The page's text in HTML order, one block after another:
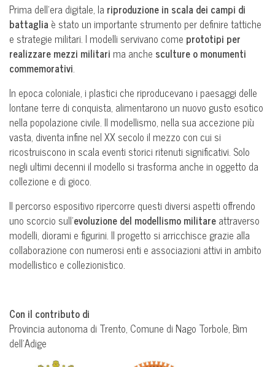
Prima dell’era digitale, la riproduzione in scala dei campi di
battaglia è stato un importante strumento per definire tattiche
e strategie militari. I modelli servivano come prototipi per
realizzare mezzi militari ma anche sculture o monumenti
commemorativi.
In epoca coloniale, i plastici che riproducevano i paesaggi delle
lontane terre di conquista, alimentarono un nuovo gusto esotico
nella popolazione civile. Il modellismo, nella sua accezione più
vasta, diventa infine nel XX secolo il mezzo con cui si
ricostruiscono in scala eventi storici ritenuti significativi. Solo
negli ultimi decenni il modello si trasforma anche in oggetto da
collezione e di gioco.
Il percorso espositivo ripercorre questi diversi aspetti offrendo
uno scorcio sull’evoluzione del modellismo militareattraverso
modelli, diorami e figurini. Il progetto si arricchisce grazie alla
collaborazione con numerosi enti e associazioni attivi in ambito
modellistico e collezionistico.
Con il contributo di
Provincia autonoma di Trento, Comune di Nago Torbole, Bim
dell’Adige